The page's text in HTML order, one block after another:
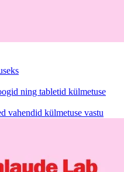
ning tabletid külmetuse
vahendid külmetuse vastu